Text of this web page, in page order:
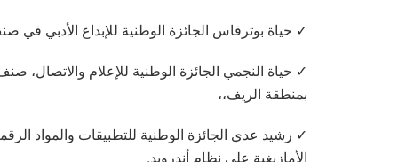
✓ حياة بوترفاس الجائزة الوطنية للإبداع الأدبي في
✓ حياة النجمي الجائزة الوطنية للإعلام والاتصال،
بمنطقة الريف،،
✓ رشيد عدي الجائزة الوطنية للتطبيقات والمواد
الأمازيغية على نظام أندرويد.